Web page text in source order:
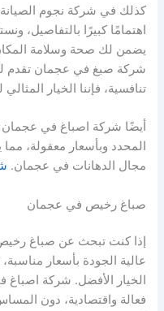
كذلك في شركة نجوم
اهتمامًا كبيرًا بالتفاصيل،
يضمن لك صحة وسلامة
شركة صبغ في عجمان تقدم
تنافسية، فإننا الخيار
أيضًا شركة اصباغ في عجمان
المحدد وبأسعار معقولة،
مجال الدهانات في عجمان.
صباغ رخيص في عجمان
إذا كنت تبحث عن صباغ
عالية الجودة بأسعار
الخيار الأفضل. شركة
فعالة واقتصادية، دون